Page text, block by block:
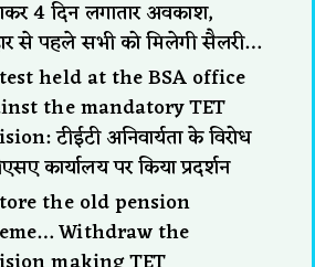
4 दिन लगातार अवकाश,
से पहले सभी को मिलेगी सैलरी…
held at the BSA office
the mandatory TET
टीईटी अनिवार्यता के विरोध
कार्यालय पर किया प्रदर्शन
the old pension
Withdraw the